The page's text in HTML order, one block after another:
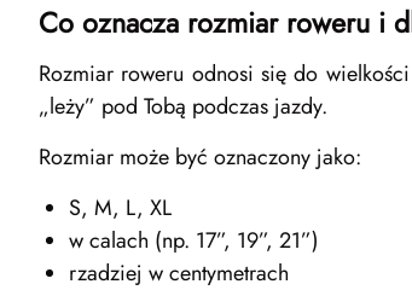
Co oznacza rozmiar roweru i
Rozmiar roweru odnosi się do
„leży” pod Tobą podczas jazdy.
Rozmiar może być oznaczony jako:
S, M, L, XL
w calach (np. 17”, 19”, 21”)
rzadziej w centymetrach